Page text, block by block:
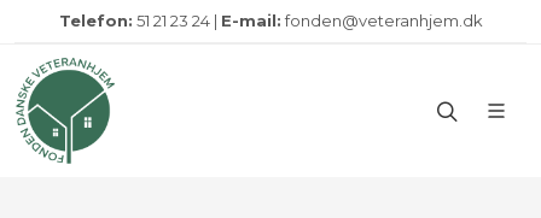
Telefon: 51 21 23 24 | E-mail: fonden@veteranhjem.dk